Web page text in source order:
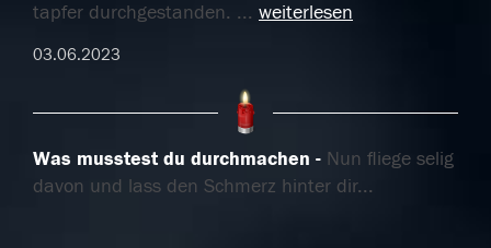
tapfer durchgestanden. ... weiterlesen
03.06.2023
Was musstest du durchmachen
Nun fliege selig
davon und lass den Schmerz hinter dir...